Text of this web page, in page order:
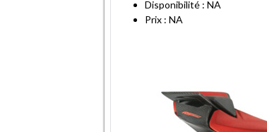
Disponibilité : NA
Prix : NA